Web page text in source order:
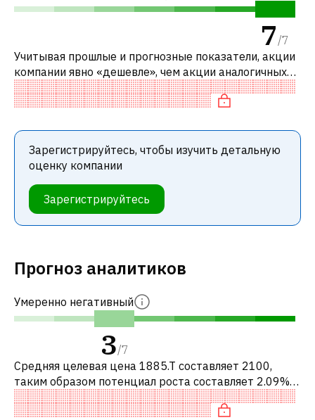
7/7
Учитывая прошлые и прогнозные показатели, акции
компании явно «дешевле», чем акции аналогичных
компаний. В частности, акция «дешевая» по P/E и
недооценена по EV/EBITDA.
Зарегистрируйтесь, чтобы изучить детальную
оценку компании
Зарегистрируйтесь
Прогноз аналитиков
Умеренно негативный
3/7
Средняя целевая цена 1885.T составляет 2100,
таким образом потенциал роста составляет 2.09%.
Обычно это означает рекомендацию «ДЕРЖАТЬ»
среди инвестиционных компаний. Эта